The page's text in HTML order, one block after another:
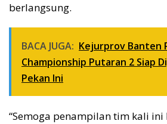
berlangsung.
BACA JUGA: Kejurprov Banten
Championship Putaran 2 Siap
Pekan Ini
“Semoga penampilan tim kali